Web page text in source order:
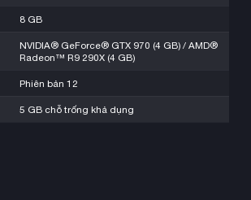
8 GB
NVIDIA® GeForce® GTX 970 (4 GB) / AMD®
Radeon™ R9 290X (4 GB)
Phiên bản 12
5 GB chỗ trống khả dụng